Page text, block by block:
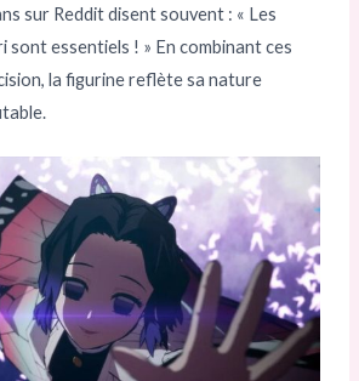
sur Reddit disent souvent : « Les
sont essentiels ! » En combinant ces
la figurine reflète sa nature